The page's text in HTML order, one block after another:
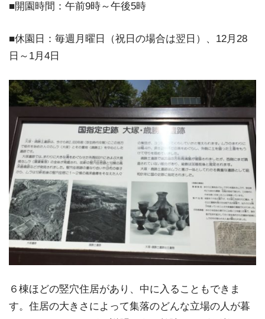
■開園時間：午前9時～午後5時
■休園日：毎週月曜日（祝日の場合は翌日）、12月28
日～1月4日
６棟ほどの竪穴住居があり、中に入ることもできま
す。住居の大きさによって集落のどんな立場の人が暮